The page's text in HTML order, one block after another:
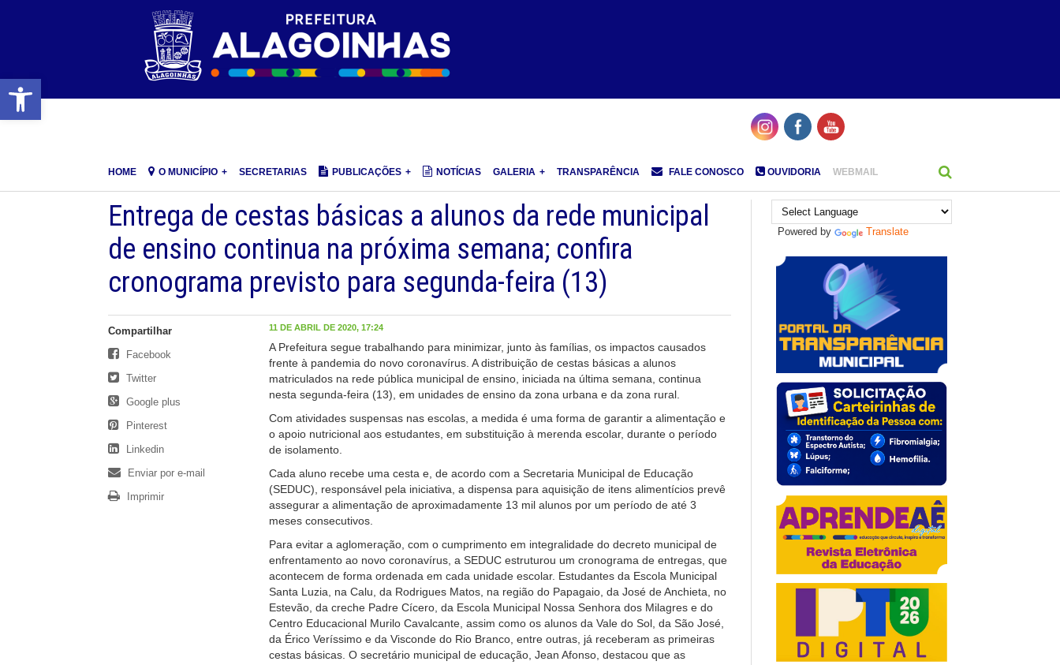
Barra de Ferramentas Aberta
HOME O MUNICÍPIO SECRETARIAS PUBLICAÇÕES NOTÍCIAS GALERIA TRANSPARÊNCIA FALE CONOSCO OUVIDORIA WEBMAIL
Entrega de cestas básicas a alunos da rede municipal
de ensino continua na próxima semana; confira
cronograma previsto para segunda-feira (13)
11 DE ABRIL DE 2020, 17:24
A Prefeitura segue trabalhando para minimizar, junto às famílias, os impactos causados
frente à pandemia do novo coronavírus. A distribuição de cestas básicas a alunos
matriculados na rede pública municipal de ensino, iniciada na última semana, continua
nesta segunda-feira (13), em unidades de ensino da zona urbana e da zona rural.
Com atividades suspensas nas escolas, a medida é uma forma de garantir a alimentação e
o apoio nutricional aos estudantes, em substituição à merenda escolar, durante o período
de isolamento.
Cada aluno recebe uma cesta e, de acordo com a Secretaria Municipal de Educação
(SEDUC), responsável pela iniciativa, a dispensa para aquisição de itens alimentícios prevê
assegurar a alimentação de aproximadamente 13 mil alunos por um período de até 3
meses consecutivos.
Para evitar a aglomeração, com o cumprimento em integralidade do decreto municipal de
enfrentamento ao novo coronavírus, a SEDUC estruturou um cronograma de entregas, que
acontecem de forma ordenada em cada unidade escolar. Estudantes da Escola Municipal
Santa Luzia, na Calu, da Rodrigues Matos, na região do Papagaio, da José de Anchieta, no
Estevão, da creche Padre Cícero, da Escola Municipal Nossa Senhora dos Milagres e do
Centro Educacional Murilo Cavalcante, assim como os alunos da Vale do Sol, da São José,
da Érico Veríssimo e da Visconde do Rio Branco, entre outras, já receberam as primeiras
cestas básicas. O secretário municipal de educação, Jean Afonso, destacou que as
Compartilhar
Facebook
Twitter
Google plus
Pinterest
Linkedin
Enviar por e-mail
Imprimir
Powered by Translate